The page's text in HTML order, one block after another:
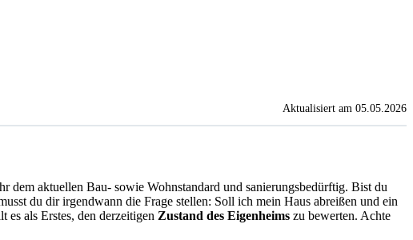
Aktualisiert am 05.05.2026
dem aktuellen Bau- sowie Wohnstandard und sanierungsbedürftig. Bist du
du dir irgendwann die Frage stellen: Soll ich mein Haus abreißen und ein
es als Erstes, den derzeitigen Zustand des Eigenheims zu bewerten. Achte